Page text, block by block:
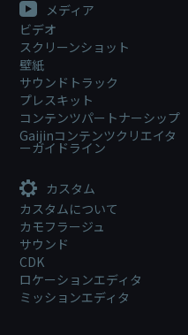
メディア
ビデオ
スクリーンショット
壁紙
サウンドトラック
プレスキット
コンテンツパートナーシップ
Gaijinコンテンツクリエイタ
ーガイドライン
カスタム
カスタムについて
カモフラージュ
サウンド
CDK
ロケーションエディタ
ミッションエディタ